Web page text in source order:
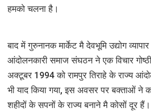
हमको चलना है।
बाद में गुरुनानक मार्केट मै देवभूमि उद्योग
आंदोलनकारी समाज संघठन ने एक विचार
अक्टूबर 1994 को रामपुर तिराहे के राज्य
भी याद किया गया, इस अवसर पर बक्ताओं ने
शहीदों के सपनों के राज्य बनाने मै कोसों दूर